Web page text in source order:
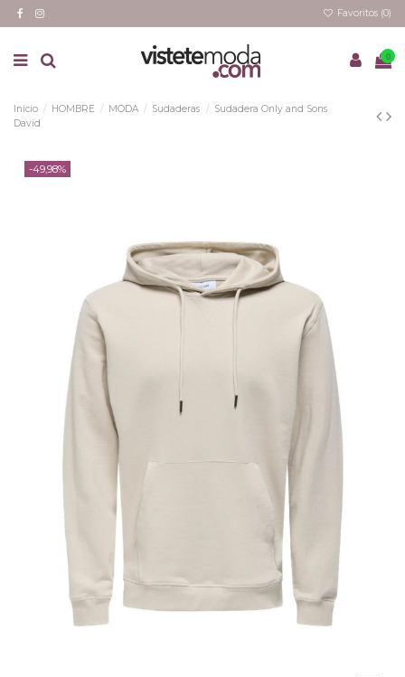
Favoritos (0)
0
Inicio HOMBRE MODA Sudaderas
Sudadera Only and Sons
David
-49,98%